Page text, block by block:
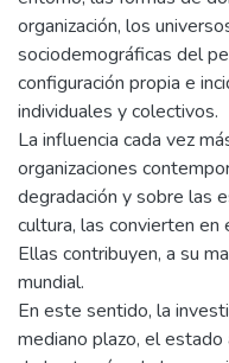
organización, los
sociodemográficas del
configuración propia e
individuales y colectivos.
La influencia cada vez
organizaciones
degradación y sobre las
cultura, las convierten
Ellas contribuyen, a su
mundial.
En este sentido, la
mediano plazo, el